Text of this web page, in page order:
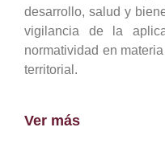
desarrollo, salud y
vigilancia de la
normatividad en
territorial.
Ver más